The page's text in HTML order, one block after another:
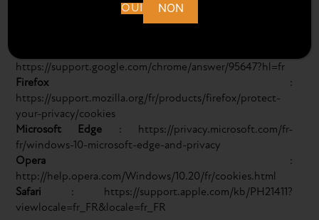
vers l’aide nécessaire pour accéder au menu de votre
navigateur prévu à cet effet :
https://support.google.com/chrome/answer/95647?hl=fr
Firefox:
https://support.mozilla.org/fr/products/firefox/protect-
your-privacy/cookies
Microsoft Edge : https://privacy.microsoft.com/fr-
fr/windows-10-microsoft-edge-and-privacy
Opera:
http://help.opera.com/Windows/10.20/fr/cookies.html
Safari : https://support.apple.com/kb/PH21411?
viewlocale=fr_FR&locale=fr_FR
OUI NON